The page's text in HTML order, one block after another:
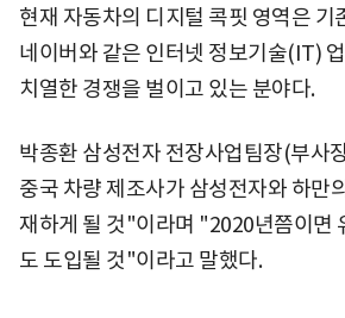
현재 자동차의 디지털 콕핏 영역은 기
네이버와 같은 인터넷 정보기술(IT)
치열한 경쟁을 벌이고 있는 분야다.
박종환 삼성전자 전장사업팀장(부사
중국 차량 제조사가 삼성전자와 하만
재하게 될 것"이라며 "2020년쯤이면
도 도입될 것"이라고 말했다.